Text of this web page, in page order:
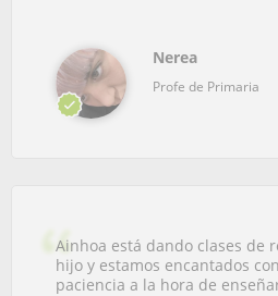
Nerea
Profe de Primaria
Ainhoa está dando clases de
hijo y estamos encantados
paciencia a la hora de